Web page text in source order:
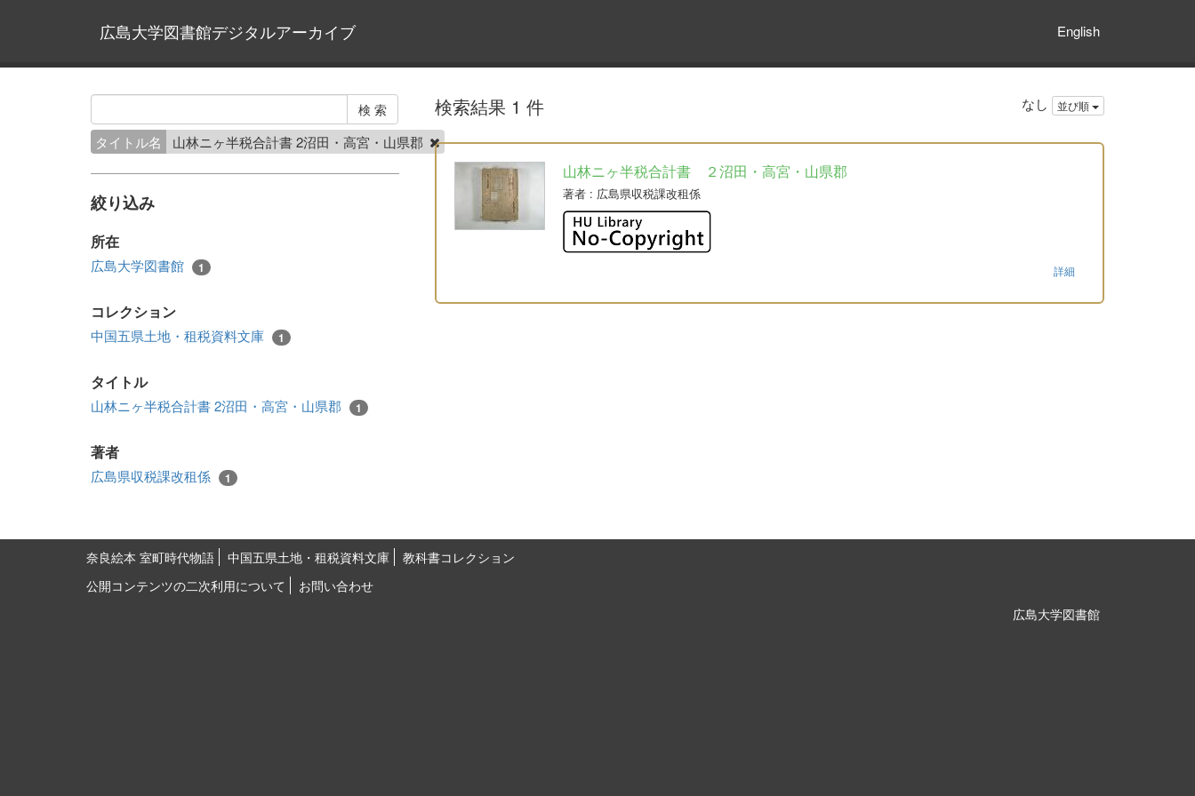
広島大学図書館デジタルアーカイブ English
タイトル名 山林ニヶ半税合計書 2沼田・高宮・山県郡
絞り込み
所在
広島大学図書館 1
コレクション
中国五県土地・租税資料文庫 1
タイトル
山林ニヶ半税合計書 2沼田・高宮・山県郡 1
著者
広島県収税課改租係 1
検索結果 1 件 なし 並び順
山林ニヶ半税合計書 ２沼田・高宮・山県郡
著者: 広島県収税課改租係
詳細
奈良絵本 室町時代物語 中国五県土地・租税資料文庫
教科書コレクション
公開コンテンツの二次利用について
お問い合わせ
広島大学図書館